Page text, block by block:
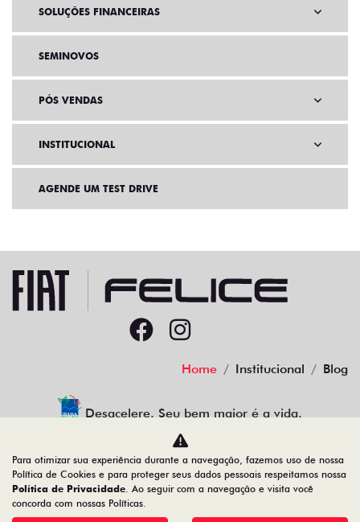
SOLUÇÕES FINANCEIRAS
SEMINOVOS
PÓS VENDAS
INSTITUCIONAL
AGENDE UM TEST DRIVE
Home Institucional Blog
Desacelere. Seu bem maior é a vida.
91.525.790/0001-84
Para otimizar sua experiência durante a navegação, fazemos uso de nossa
Política de Cookies e para proteger seus dados pessoais respeitamos nossa
Política de Privacidade. Ao seguir com a navegação e visita você
concorda com nossas Políticas.